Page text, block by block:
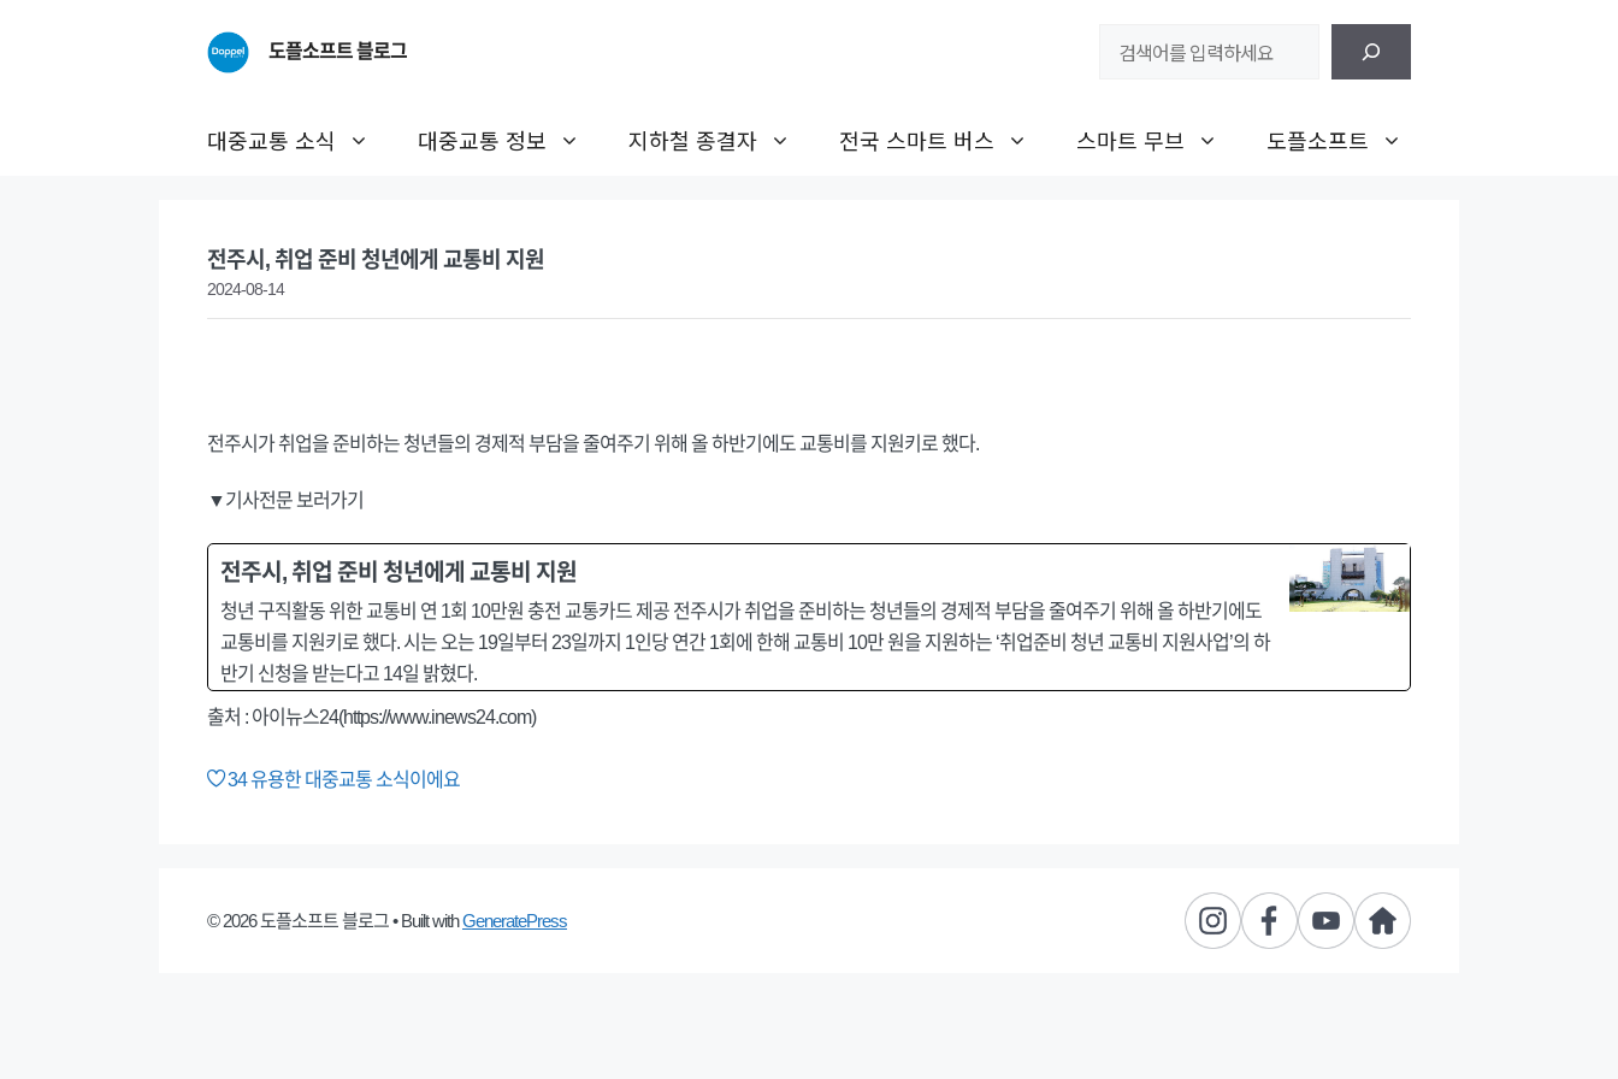
도플소프트 블로그
대중교통 소식 대중교통 정보 지하철 종결자 전국 스마트 버스 스마트 무브 도플소프트
전주시, 취업 준비 청년에게 교통비 지원
2024-08-14
전주시가 취업을 준비하는 청년들의 경제적 부담을 줄여주기 위해 올 하반기에도 교통비를 지원키로 했다.
▼기사전문 보러가기
전주시, 취업 준비 청년에게 교통비 지원
청년 구직활동 위한 교통비 연 1회 10만원 충전 교통카드 제공 전주시가 취업을 준비하는 청년들의 경제적 부담을 줄여주기 위해 올 하반기에도
교통비를 지원키로 했다. 시는 오는 19일부터 23일까지 1인당 연간 1회에 한해 교통비 10만 원을 지원하는 ‘취업준비 청년 교통비 지원사업’의 하
반기 신청을 받는다고 14일 밝혔다.
출처 : 아이뉴스24(https://www.inews24.com)
34유용한 대중교통 소식이에요
© 2026 도플소프트 블로그• Built withGeneratePress